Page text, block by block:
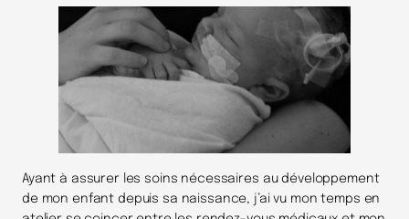
Ayant à assurer les soins nécessaires au développement
de mon enfant depuis sa naissance, j’ai vu mon temps en